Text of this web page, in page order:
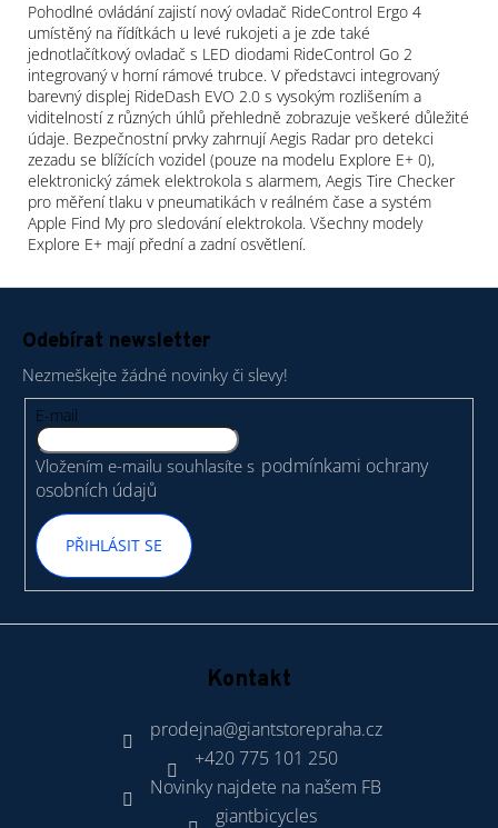
Pohodlné ovládání zajistí nový ovladač RideControl Ergo 4
umístěný na řídítkách u levé rukojeti a je zde také
jednotlačítkový ovladač s LED diodami RideControl Go 2
integrovaný v horní rámové trubce. V představci integrovaný
barevný displej RideDash EVO 2.0 s vysokým rozlišením a
viditelností z různých úhlů přehledně zobrazuje veškeré důležité
údaje. Bezpečnostní prvky zahrnují Aegis Radar pro detekci
zezadu se blížících vozidel (pouze na modelu Explore E+ 0),
elektronický zámek elektrokola s alarmem, Aegis Tire Checker
pro měření tlaku v pneumatikách v reálném čase a systém
Apple Find My pro sledování elektrokola. Všechny modely
Explore E+ mají přední a zadní osvětlení.
Odebírat newsletter
Nezmeškejte žádné novinky či slevy!
E-mail
Vložením e-mailu souhlasíte s podmínkami ochrany
osobních údajů
PŘIHLÁSIT SE
Kontakt
prodejna@giantstorepraha.cz
+420 775 101 250
Novinky najdete na našem FB
giantbicycles